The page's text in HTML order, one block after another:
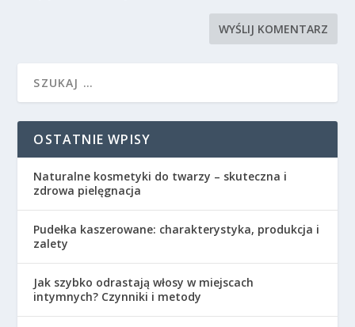
OSTATNIE WPISY
Naturalne kosmetyki do twarzy – skuteczna i
zdrowa pielęgnacja
Pudełka kaszerowane: charakterystyka, produkcja i
zalety
Jak szybko odrastają włosy w miejscach
intymnych? Czynniki i metody